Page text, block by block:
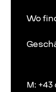
Wo
M: +43